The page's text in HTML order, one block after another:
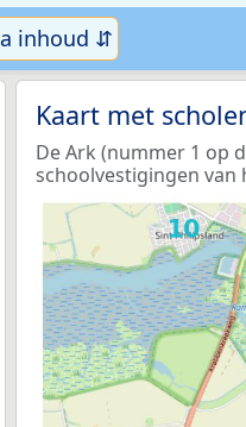
inhoud ⇵
Kaart met
De Ark (nummer 1 op
schoolvestigingen van